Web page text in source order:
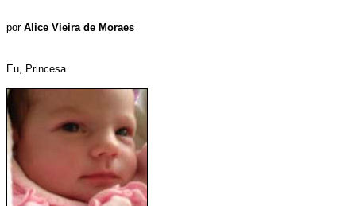
porAlice Vieira de Moraes
Eu, Princesa